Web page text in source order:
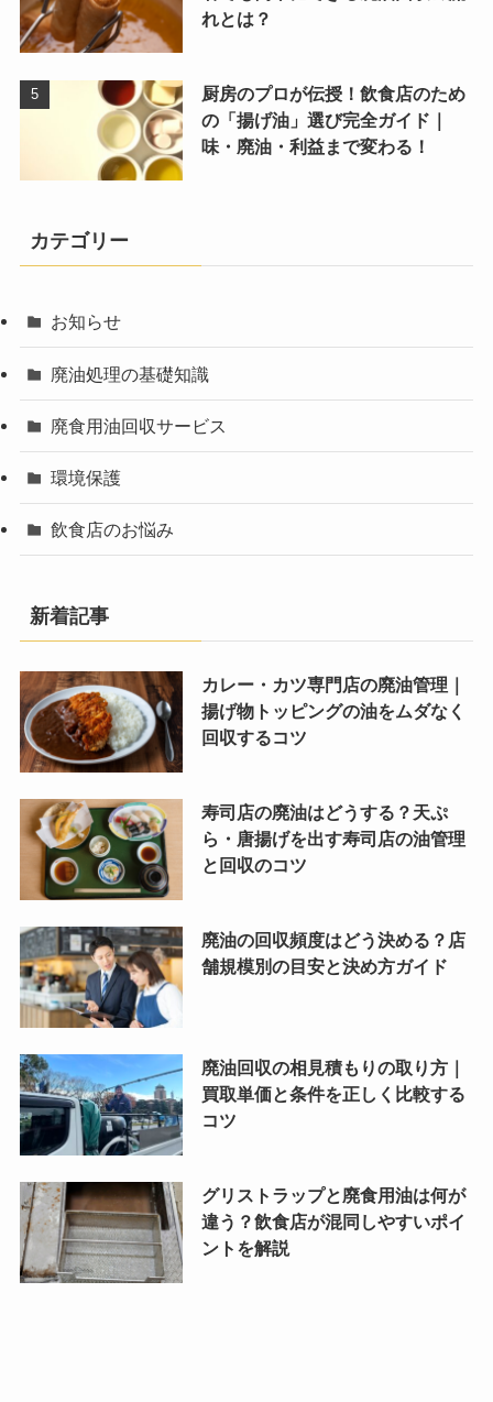
れとは？
厨房のプロが伝授！飲食店のため
の「揚げ油」選び完全ガイド｜
味・廃油・利益まで変わる！
カテゴリー
お知らせ
廃油処理の基礎知識
廃食用油回収サービス
環境保護
飲食店のお悩み
新着記事
カレー・カツ専門店の廃油管理｜
揚げ物トッピングの油をムダなく
回収するコツ
寿司店の廃油はどうする？天ぷ
ら・唐揚げを出す寿司店の油管理
と回収のコツ
廃油の回収頻度はどう決める？店
舗規模別の目安と決め方ガイド
廃油回収の相見積もりの取り方｜
買取単価と条件を正しく比較する
コツ
グリストラップと廃食用油は何が
違う？飲食店が混同しやすいポイ
ントを解説